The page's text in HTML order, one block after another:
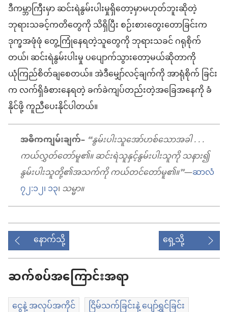
ဒီကမ္ဘာကြီးမှာ ဆင်းရဲနွမ်းပါးမှုရှိတော့မှာမဟုတ်ဘူးဆိုတဲ့
ဘုရားသခင့်ကတိတွေကို သိရှိပြီး စဉ်းစားတွေးတောခြင်းက
ဒုက္ခအဖုံဖုံ တွေ့ကြုံနေရတဲ့သူတွေကို ဘုရားသခင် ဂရုစိုက်
တယ်၊ ဆင်းရဲနွမ်းပါးမှု ပပျောက်သွားတော့မယ်ဆိုတာကို
ယုံကြည်စိတ်ချစေတယ်။ အဲဒီမျှော်လင့်ချက်ကို အာရုံစိုက် ခြင်း
က လက်ရှိခံစားနေရတဲ့ ခက်ခဲကျပ်တည်းတဲ့အခြေအနေကို ခံ
နိုင်ဖို့ ကူညီပေးနိုင်ပါတယ်။
အဓိကကျမ်းချက်– “နွမ်းပါးသူအော်ဟစ်သောအခါ . . .
ကယ်လွှတ်တော်မူ၏။ ဆင်းရဲသူနှင့်နွမ်းပါးသူကို သနား၍
နွမ်းပါးသူတို့၏အသက်ကို ကယ်တင်တော်မူ၏။”—ဆာလံ
၇၂:၁၂၊ ၁၃၊သမ္မာ။
နောက်သို့ ရှေ့သို့
ဆက်စပ်အကြောင်းအရာ
ငွေနဲ့ အလုပ်အကိုင် ငြိမ်သက်ခြင်းနဲ့ ပျော်ရွှင်ခြင်း